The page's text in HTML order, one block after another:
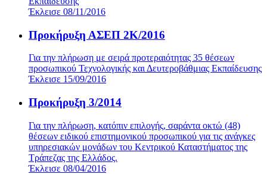
Έκλεισε 08/11/2016
Προκήρυξη ΑΣΕΠ 2Κ/2016
Για την πλήρωση με σειρά προτεραιότητας 35 θέσεων
προσωπικού Τεχνολογικής και Δευτεροβάθμιας Εκπαίδευσης
Έκλεισε 15/09/2016
Προκήρυξη 3/2014
Για την πλήρωση, κατόπιν επιλογής, σαράντα οκτώ (48)
θέσεων ειδικού επιστημονικού προσωπικού για τις ανάγκες
υπηρεσιακών μονάδων του Κεντρικού Καταστήματος της
Τράπεζας της Ελλάδος.
Έκλεισε 08/04/2016